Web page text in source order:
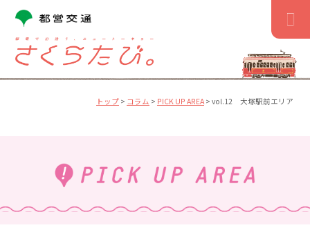
へ
トップ > コラム > PICK UP AREA > vol.12 大塚駅前エリア